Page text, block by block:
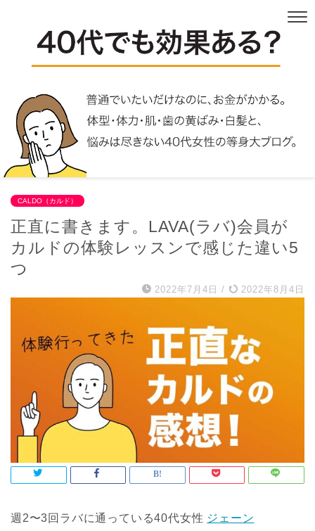
CALDO（カルド）
正直に書きます。LAVA(ラバ)会員が
カルドの体験レッスンで感じた違い5
つ
2022年7月4日 / 2022年8月4日
週2〜3回ラバに通っている40代女性 ジェーン